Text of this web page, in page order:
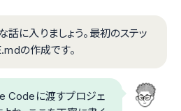
話に入りましょう。最初のステッ
の作成です。
Codeに渡すプロジェ